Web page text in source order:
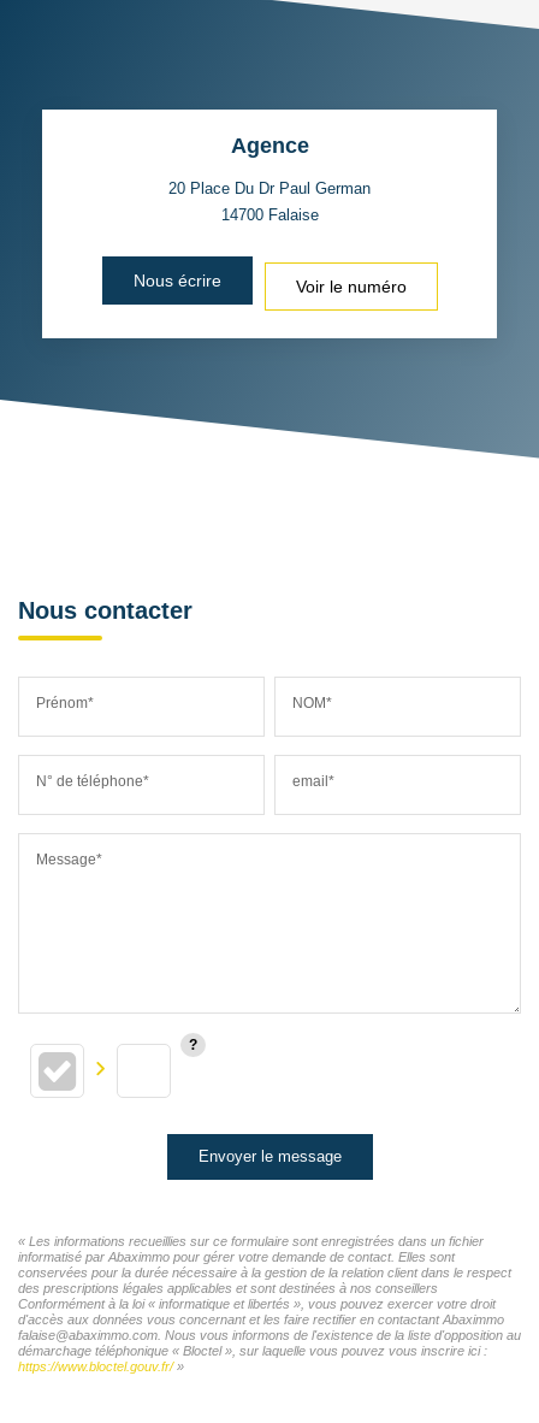
Agence
20 Place Du Dr Paul German
14700 Falaise
Nous écrire Voir le numéro
Nous contacter
Prénom* NOM*
N° de téléphone* email*
Message*
Envoyer le message
« Les informations recueillies sur ce formulaire sont enregistrées dans un fichier
informatisé par Abaximmo pour gérer votre demande de contact. Elles sont
conservées pour la durée nécessaire à la gestion de la relation client dans le respect
des prescriptions légales applicables et sont destinées à nos conseillers
Conformément à la loi « informatique et libertés », vous pouvez exercer votre droit
d'accès aux données vous concernant et les faire rectifier en contactant Abaximmo
falaise@abaximmo.com. Nous vous informons de l'existence de la liste d'opposition au
démarchage téléphonique « Bloctel », sur laquelle vous pouvez vous inscrire ici :
https://www.bloctel.gouv.fr/»